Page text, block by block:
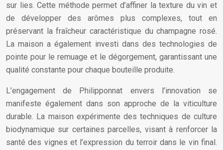
sur lies. Cette méthode permet d’affiner la texture du vin et
de développer des arômes plus complexes, tout en
préservant la fraîcheur caractéristique du champagne rosé.
La maison a également investi dans des technologies de
pointe pour le remuage et le dégorgement, garantissant une
qualité constante pour chaque bouteille produite.
L’engagement de Philipponnat envers l’innovation se
manifeste également dans son approche de la viticulture
durable. La maison expérimente des techniques de culture
biodynamique sur certaines parcelles, visant à renforcer la
santé des vignes et l’expression du terroir dans le vin final.